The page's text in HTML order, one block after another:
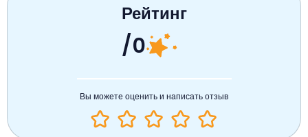
Рейтинг
/0
Вы можете оценить и написать отзыв